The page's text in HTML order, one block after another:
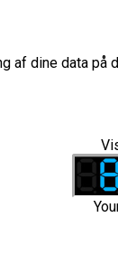
af dine data på